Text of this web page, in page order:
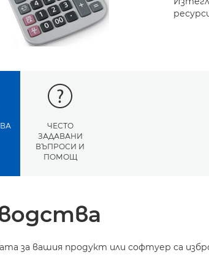
ЧЕСТО
ЗАДАВАНИ
ВЪПРОСИ И
ПОМОЩ
за вашия продукт или софтуер са